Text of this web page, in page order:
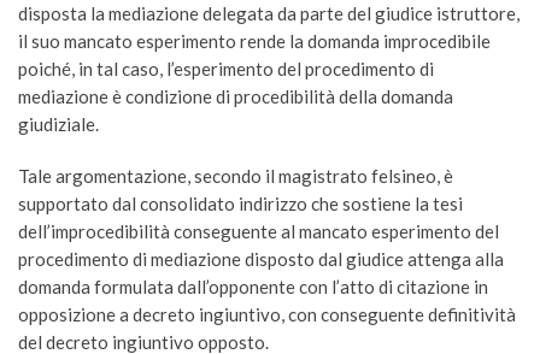
disposta la mediazione delegata da parte del giudice istruttore,
il suo mancato esperimento rende la domanda improcedibile
poiché, in tal caso, l’esperimento del procedimento di
mediazione è condizione di procedibilità della domanda
giudiziale.
Tale argomentazione, secondo il magistrato felsineo, è
supportato dal consolidato indirizzo che sostiene la tesi
dell’improcedibilità conseguente al mancato esperimento del
procedimento di mediazione disposto dal giudice attenga alla
domanda formulata dall’opponente con l’atto di citazione in
opposizione a decreto ingiuntivo, con conseguente definitività
del decreto ingiuntivo opposto.